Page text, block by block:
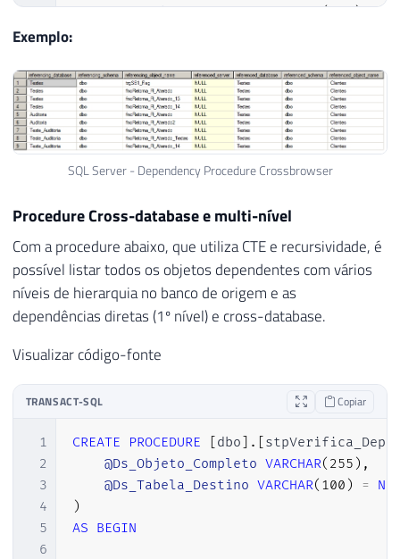
21
22
24
25
26
27
31
32
33
34
35
37
39
41
42
43
44
45
46
@Tabela_Destino VARCHAR(100)
SET @Tabela_Destino = (CASE WHEN
SELECT
@Ds_Schema
SET @Query = N'
IF (OBJECT_ID(''tempdb..' +
    referencing_database varchar(max),
referencing_object_name
    referenced_database varchar(max),
    referenced_schema varchar(max),
    referenced_object_name varchar(max)
);'
Exemplo:
SQL Server - Dependency Procedure Crossbrowser
Procedure Cross-database e multi-nível
Com a procedure abaixo, que utiliza CTE e recursividade, é
possível listar todos os objetos dependentes com vários
níveis de hierarquia no banco de origem e as
dependências diretas (1º nível) e cross-database.
Visualizar código-fonte
TRANSACT-SQL Copiar
1
2
3
4
5
6
CREATE PROCEDURE [dbo] . [
@Ds_Objeto_Completo VARCHAR( 255 ) ,
@Ds_Tabela_Destino VARCHAR( 100 ) =
)
AS BEGIN